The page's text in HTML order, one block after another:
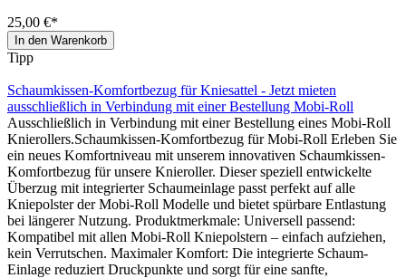
25,00 €*
In den Warenkorb
Tipp
Schaumkissen-Komfortbezug für Kniesattel - Jetzt mieten
ausschließlich in Verbindung mit einer Bestellung Mobi-Roll
Ausschließlich in Verbindung mit einer Bestellung eines Mobi-Roll
Knierollers.Schaumkissen-Komfortbezug für Mobi-Roll Erleben Sie
ein neues Komfortniveau mit unserem innovativen Schaumkissen-
Komfortbezug für unsere Knieroller. Dieser speziell entwickelte
Überzug mit integrierter Schaumeinlage passt perfekt auf alle
Kniepolster der Mobi-Roll Modelle und bietet spürbare Entlastung
bei längerer Nutzung. Produktmerkmale: Universell passend:
Kompatibel mit allen Mobi-Roll Kniepolstern – einfach aufziehen,
kein Verrutschen. Maximaler Komfort: Die integrierte Schaum-
Einlage reduziert Druckpunkte und sorgt für eine sanfte,